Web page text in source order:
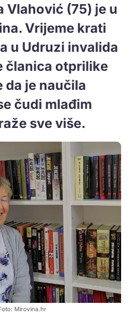
Vlahović (75) je u
Vrijeme krati
u Udruzi invalida
članica otprilike
da je naučila
čudi mlađim
sve više.
Mirovina.hr